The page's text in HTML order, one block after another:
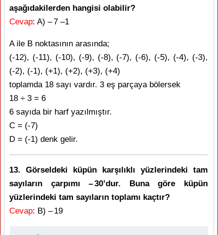
aşağıdakilerden hangisi olabilir?
Cevap: A) – 7 –1
A ile B noktasının arasında;
(-12), (-11), (-10), (-9), (-8), (-7), (-6), (-5), (-4), (-3),
(-2), (-1), (+1), (+2), (+3), (+4)
toplamda 18 sayı vardır. 3 eş parçaya bölersek
18 ÷ 3 = 6
6 sayıda bir harf yazılmıştır.
C = (-7)
D = (-1) denk gelir.
13. Görseldeki küpün karşılıklı yüzlerindeki tam
sayıların çarpımı – 30’dur. Buna göre küpün
yüzlerindeki tam sayıların toplamı kaçtır?
Cevap: B) – 19